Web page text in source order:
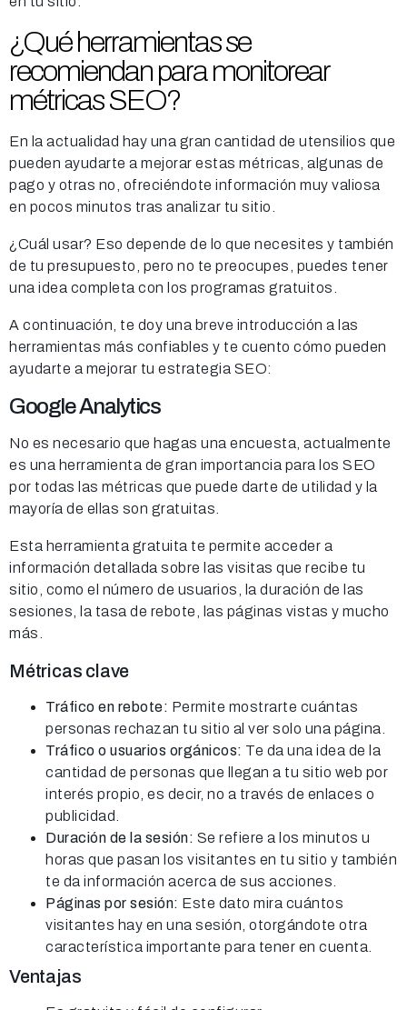
¿Qué herramientas se
recomiendan para monitorear
métricas SEO?
En la actualidad hay una gran cantidad de utensilios que
pueden ayudarte a mejorar estas métricas, algunas de
pago y otras no, ofreciéndote información muy valiosa
en pocos minutos tras analizar tu sitio.
¿Cuál usar? Eso depende de lo que necesites y también
de tu presupuesto, pero no te preocupes, puedes tener
una idea completa con los programas gratuitos.
A continuación, te doy una breve introducción a las
herramientas más confiables y te cuento cómo pueden
ayudarte a mejorar tu estrategia SEO:
Google Analytics
No es necesario que hagas una encuesta, actualmente
es una herramienta de gran importancia para los SEO
por todas las métricas que puede darte de utilidad y la
mayoría de ellas son gratuitas.
Esta herramienta gratuita te permite acceder a
información detallada sobre las visitas que recibe tu
sitio, como el número de usuarios, la duración de las
sesiones, la tasa de rebote, las páginas vistas y mucho
más.
Métricas clave
Tráfico en rebote: Permite mostrarte cuántas
personas rechazan tu sitio al ver solo una página.
Tráfico o usuarios orgánicos: Te da una idea de la
cantidad de personas que llegan a tu sitio web por
interés propio, es decir, no a través de enlaces o
publicidad.
Duración de la sesión: Se refiere a los minutos u
horas que pasan los visitantes en tu sitio y también
te da información acerca de sus acciones.
Páginas por sesión: Este dato mira cuántos
visitantes hay en una sesión, otorgándote otra
característica importante para tener en cuenta.
Ventajas